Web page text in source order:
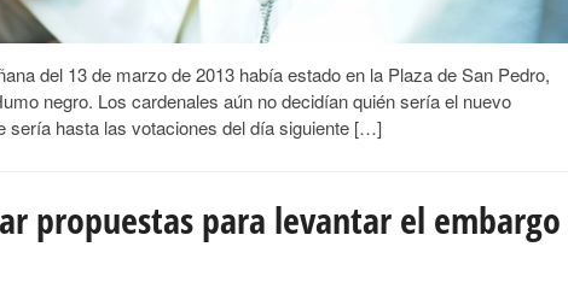
del 13 de marzo de 2013 había estado en la Plaza de San Pedro,
negro. Los cardenales aún no decidían quién sería el nuevo
sería hasta las votaciones del día siguiente […]
propuestas para levantar el embargo